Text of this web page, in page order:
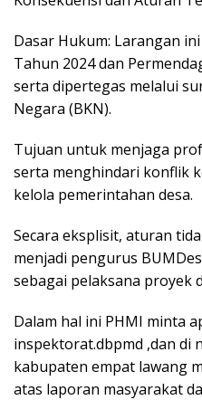
Dasar Hukum: Larangan
Tahun 2024 dan
serta dipertegas melalui
Negara (BKN).
Tujuan untuk menjaga
serta menghindari konflik
kelola pemerintahan desa.
Secara eksplisit, aturan
menjadi pengurus
sebagai pelaksana proyek
Dalam hal ini PHMI minta
inspektorat.dbpmd ,dan di
kabupaten empat lawang
atas laporan masyarakat